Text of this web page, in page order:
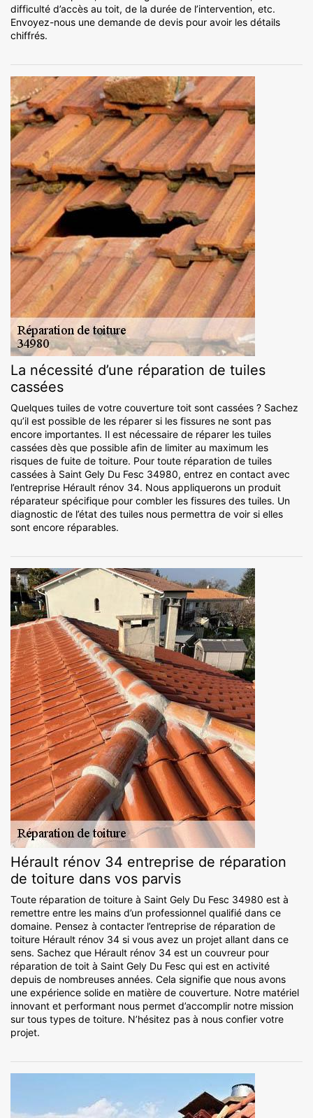
difficulté d’accès au toit, de la durée de l’intervention, etc.
Envoyez-nous une demande de devis pour avoir les détails
chiffrés.
La nécessité d’une réparation de tuiles
cassées
Quelques tuiles de votre couverture toit sont cassées ? Sachez
qu’il est possible de les réparer si les fissures ne sont pas
encore importantes. Il est nécessaire de réparer les tuiles
cassées dès que possible afin de limiter au maximum les
risques de fuite de toiture. Pour toute réparation de tuiles
cassées à Saint Gely Du Fesc 34980, entrez en contact avec
l’entreprise Hérault rénov 34. Nous appliquerons un produit
réparateur spécifique pour combler les fissures des tuiles. Un
diagnostic de l’état des tuiles nous permettra de voir si elles
sont encore réparables.
Hérault rénov 34 entreprise de réparation
de toiture dans vos parvis
Toute réparation de toiture à Saint Gely Du Fesc 34980 est à
remettre entre les mains d’un professionnel qualifié dans ce
domaine. Pensez à contacter l’entreprise de réparation de
toiture Hérault rénov 34 si vous avez un projet allant dans ce
sens. Sachez que Hérault rénov 34 est un couvreur pour
réparation de toit à Saint Gely Du Fesc qui est en activité
depuis de nombreuses années. Cela signifie que nous avons
une expérience solide en matière de couverture. Notre matériel
innovant et performant nous permet d’accomplir notre mission
sur tous types de toiture. N’hésitez pas à nous confier votre
projet.